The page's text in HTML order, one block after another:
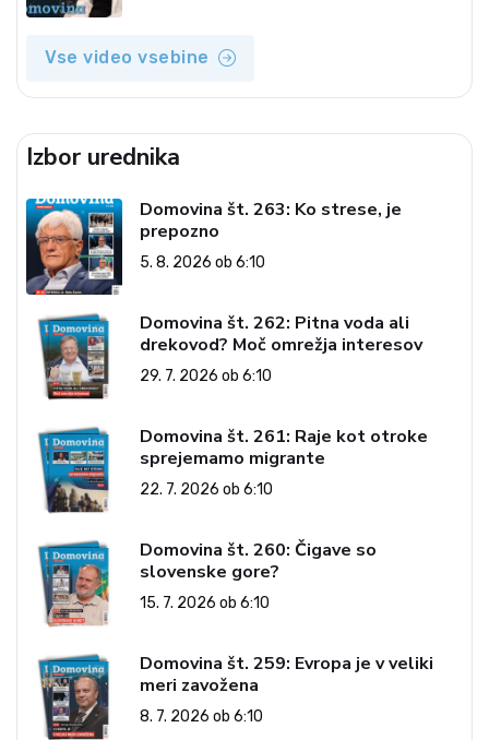
Vse video vsebine
Izbor urednika
Domovina št. 263: Ko strese, je
prepozno
5. 8. 2026 ob 6:10
Domovina št. 262: Pitna voda ali
drekovod? Moč omrežja interesov
29. 7. 2026 ob 6:10
Domovina št. 261: Raje kot otroke
sprejemamo migrante
22. 7. 2026 ob 6:10
Domovina št. 260: Čigave so
slovenske gore?
15. 7. 2026 ob 6:10
Domovina št. 259: Evropa je v veliki
meri zavožena
8. 7. 2026 ob 6:10